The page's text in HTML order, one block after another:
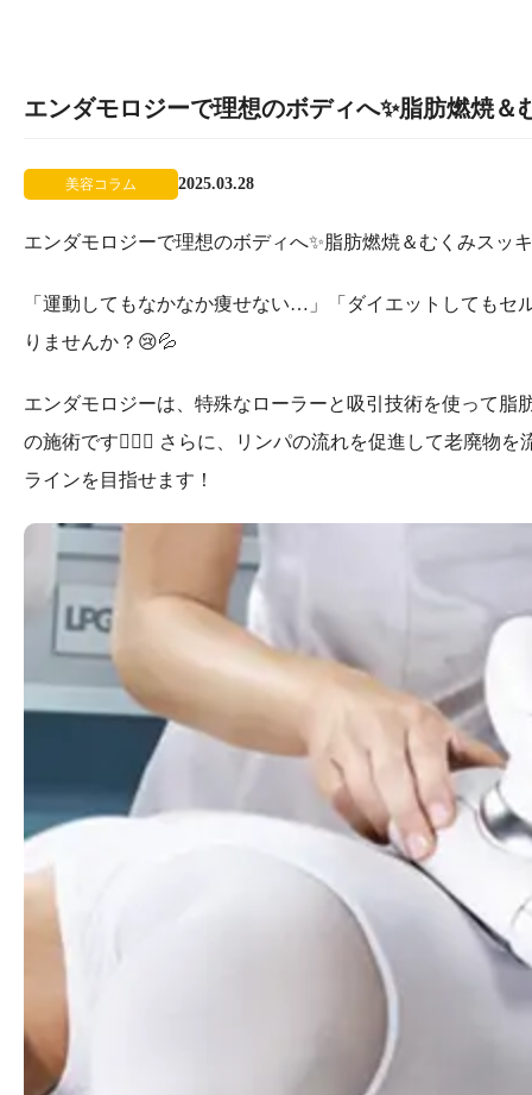
エンダモロジーで理想のボディへ✨脂肪燃焼＆
美容コラム 2025.03.28
エンダモロジーで理想のボディへ✨脂肪燃焼＆むくみスッ
「運動してもなかなか痩せない…」「ダイエットしても
りませんか？😢💦
エンダモロジーは、特殊なローラーと吸引技術を使って
の施術です💆‍♀️✨ さらに、リンパの流れを促進して老廃物
ラインを目指せます！